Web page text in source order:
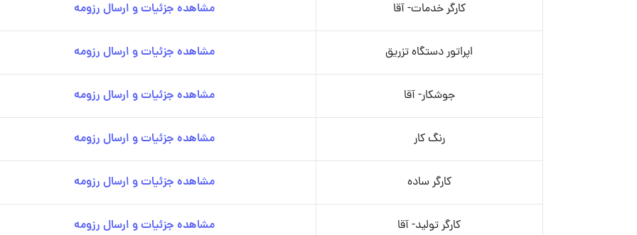
کارگر خدمات- آقا مشاهده جزئیات و ارسال رزومه
اپراتور دستگاه تزریق مشاهده جزئیات و ارسال رزومه
جوشکار- آقا مشاهده جزئیات و ارسال رزومه
رنگ کار مشاهده جزئیات و ارسال رزومه
کارگر ساده مشاهده جزئیات و ارسال رزومه
کارگر تولید- آقا مشاهده جزئیات و ارسال رزومه